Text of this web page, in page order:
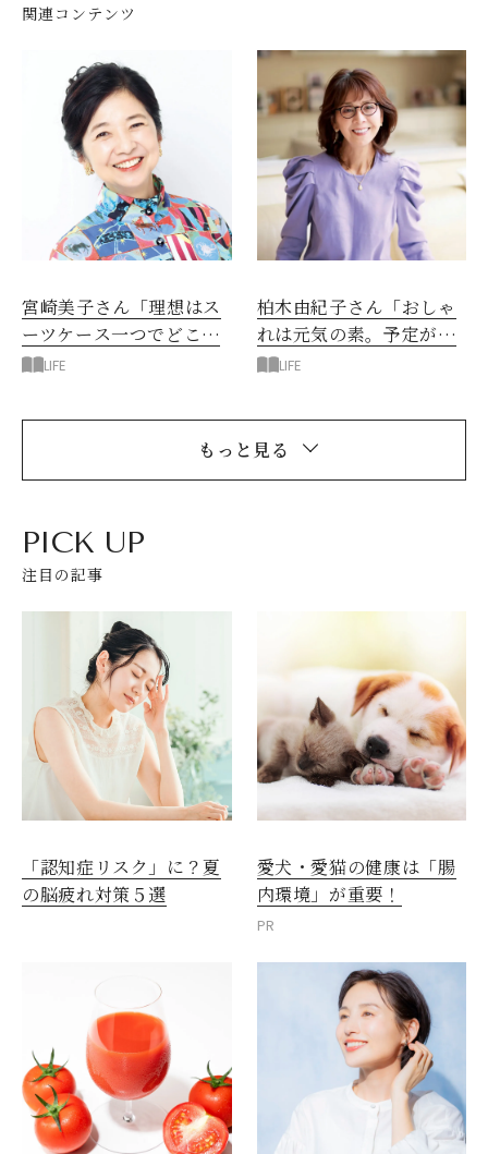
関連コンテンツ
宮崎美子さん「理想はス
ーツケース一つでどこへ
でも行ける暮らし」
LIFE
柏木由紀子さん「おしゃ
れは元気の素。予定がな
くても午後はおしゃれ
LIFE
もっと見る
PICK UP
注目の記事
「認知症リスク」に？夏
の脳疲れ対策５選
愛犬・愛猫の健康は「腸
内環境」が重要！
PR